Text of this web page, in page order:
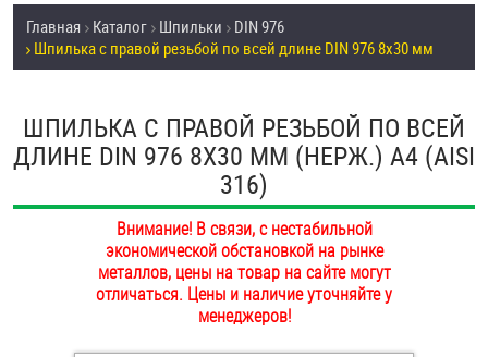
УСЛУГИ
СКИДКИ
ОПТ
ПОКУПАТЕЛЯМ
ОПЛАТА И ДОСТАВКА
НАШИ МАГАЗИНЫ
Товары со скидкой
Анкеры
Антивандальный крепёж, инструмент
Главная Каталог Шпильки
DIN 976
Шпилька с правой резьбой по всей длине DIN 976 8х30 мм
ШПИЛЬКА С ПРАВОЙ РЕЗЬБОЙ ПО ВСЕЙ
ДЛИНЕ DIN 976 8Х30 ММ (НЕРЖ.) A4 (AISI
316)
Внимание! В связи, с нестабильной
экономической обстановкой на рынке
металлов, цены на товар на сайте могут
отличаться. Цены и наличие уточняйте у
менеджеров!